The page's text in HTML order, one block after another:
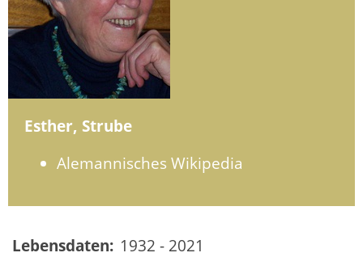
Esther, Strube
Alemannisches Wikipedia
Lebensdaten: 1932 - 2021